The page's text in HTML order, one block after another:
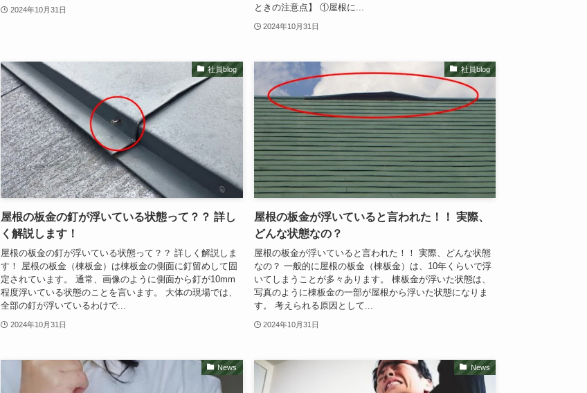
2024年10月31日
ときの注意点】 ①屋根に...
2024年10月31日
社員blog
屋根の板金の釘が浮いている状態って？？ 詳し
く解説します！
屋根の板金の釘が浮いている状態って？？ 詳しく解説しま
す！ 屋根の板金（棟板金）は棟板金の側面に釘留めして固
定されています。 通常、画像のように側面から釘が10mm
程度浮いている状態のことを言います。 大体の現場では、
全部の釘が浮いているわけで...
2024年10月31日
社員blog
屋根の板金が浮いていると言われた！！ 実際、
どんな状態なの？
屋根の板金が浮いていると言われた！！ 実際、どんな状態
なの？ 一般的に屋根の板金（棟板金）は、10年くらいで浮
いてしまうことが多々あります。 棟板金が浮いた状態は、
写真のように棟板金の一部が屋根から浮いた状態になりま
す。 考えられる原因として...
2024年10月31日
News News